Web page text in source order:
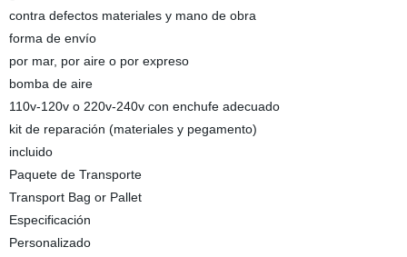
contra defectos materiales y mano de obra
forma de envío
por mar, por aire o por expreso
bomba de aire
110v-120v o 220v-240v con enchufe adecuado
kit de reparación (materiales y pegamento)
incluido
Paquete de Transporte
Transport Bag or Pallet
Especificación
Personalizado